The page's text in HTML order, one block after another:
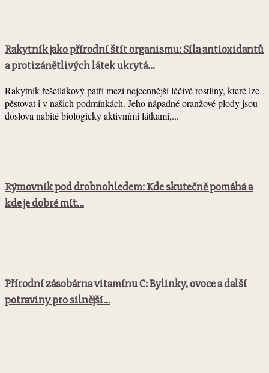
Rakytník jako přírodní štít organismu: Síla antioxidantů
a protizánětlivých látek ukrytá...
Rakytník řešetlákový patří mezi nejcennější léčivé rostliny, které lze
pěstovat i v našich podmínkách. Jeho nápadné oranžové plody jsou
doslova nabité biologicky aktivními látkami,...
Rýmovník pod drobnohledem: Kde skutečně pomáhá a
kde je dobré mít...
Přírodní zásobárna vitamínu C: Bylinky, ovoce a další
potraviny pro silnější...